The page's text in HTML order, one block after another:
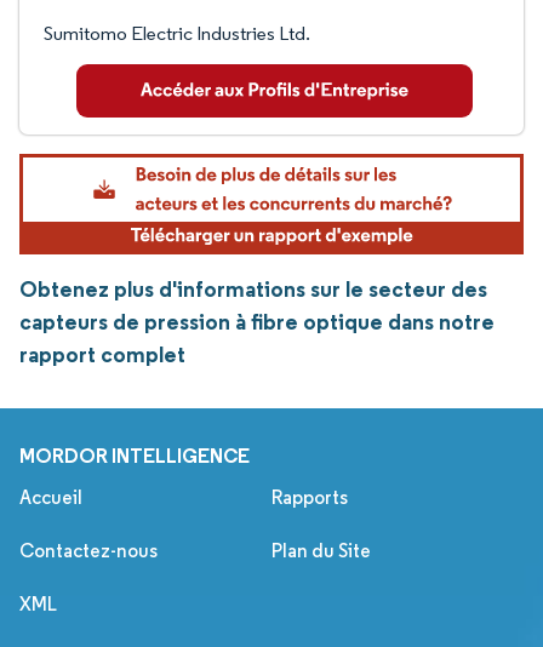
Sumitomo Electric Industries Ltd.
Obtenez plus d'informations sur le secteur des
capteurs de pression à fibre optique dans notre
rapport complet
MORDOR INTELLIGENCE
Accueil Rapports
Contactez-nous Plan du Site
XML